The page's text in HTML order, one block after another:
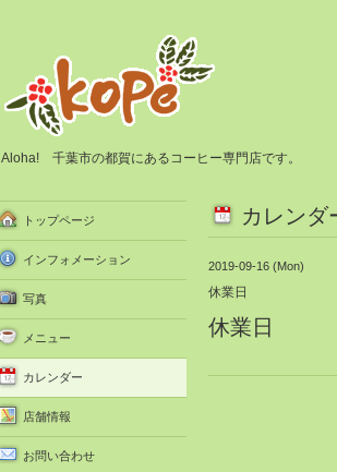
Aloha! 千葉市の都賀にあるコーヒー専門店です。
カレンダ
2019-09-16 (Mon)
休業日
休業日
トップページ
インフォメーション
写真
メニュー
カレンダー
店舗情報
お問い合わせ